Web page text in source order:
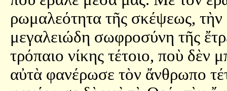
ρωμαλεότητα τῆς σκέψεως, τὴν
μεγαλειώδη σωφροσύνη τῆς
τρόπαιο νίκης τέτοιο, ποὺ δὲν
αὐτὰ φανέρωσε τὸν ἄνθρωπο